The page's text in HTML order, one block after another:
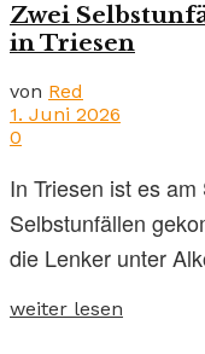
Zwei
in Triesen
von Red
1. Juni 2026
0
In Triesen ist es
Selbstunfällen
die Lenker unter
weiter lesen